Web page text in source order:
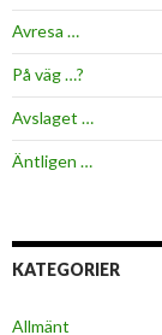
Avresa …
På väg …?
Avslaget …
Äntligen …
KATEGORIER
Allmänt